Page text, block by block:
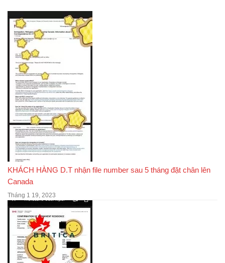
KHÁCH HÀNG D.T nhận file number sau 5 tháng đặt chân lên
Canada
Tháng 1 19, 2023